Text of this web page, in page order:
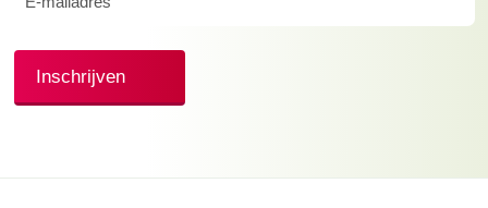
(Vereist)
Inschrijven